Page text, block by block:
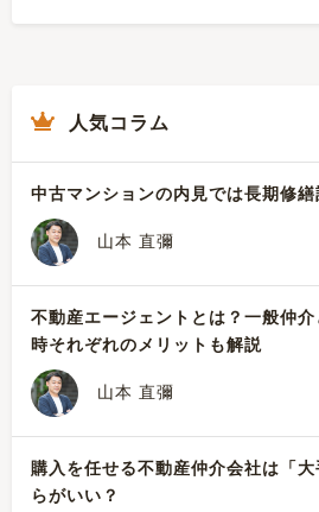
人気コラム
中古マンションの内見では長期修繕
山本 直彌
不動産エージェントとは？一般仲
時それぞれのメリットも解説
山本 直彌
購入を任せる不動産仲介会社は「
らがいい？